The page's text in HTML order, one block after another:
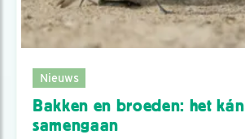
Nieuws
Bakken en broeden: het kán
samengaan